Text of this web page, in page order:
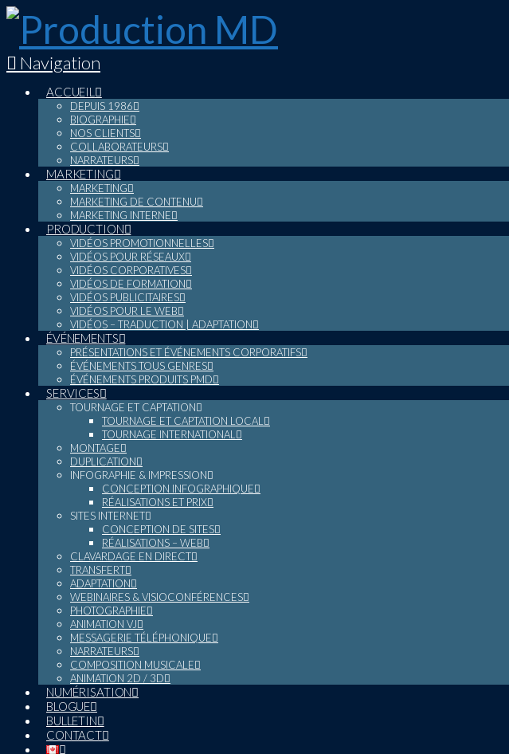
Navigation
ACCUEIL
DEPUIS 1986
BIOGRAPHIE
NOS CLIENTS
COLLABORATEURS
NARRATEURS
MARKETING
MARKETING
MARKETING DE CONTENU
MARKETING INTERNE
PRODUCTION
VIDÉOS PROMOTIONNELLES
VIDÉOS POUR RÉSEAUX
VIDÉOS CORPORATIVES
VIDÉOS DE FORMATION
VIDÉOS PUBLICITAIRES
VIDÉOS POUR LE WEB
VIDÉOS – TRADUCTION | ADAPTATION
ÉVÉNEMENTS
PRÉSENTATIONS ET ÉVÉNEMENTS CORPORATIFS
ÉVÉNEMENTS TOUS GENRES
ÉVÉNEMENTS PRODUITS PMD
SERVICES
TOURNAGE ET CAPTATION
TOURNAGE ET CAPTATION LOCAL
TOURNAGE INTERNATIONAL
MONTAGE
DUPLICATION
INFOGRAPHIE & IMPRESSION
CONCEPTION INFOGRAPHIQUE
RÉALISATIONS ET PRIX
SITES INTERNET
CONCEPTION DE SITES
RÉALISATIONS – WEB
CLAVARDAGE EN DIRECT
TRANSFERT
ADAPTATION
WEBINAIRES & VISIOCONFÉRENCES
PHOTOGRAPHIE
ANIMATION VJ
MESSAGERIE TÉLÉPHONIQUE
NARRATEURS
COMPOSITION MUSICALE
ANIMATION 2D / 3D
NUMÉRISATION
BLOGUE
BULLETIN
CONTACT